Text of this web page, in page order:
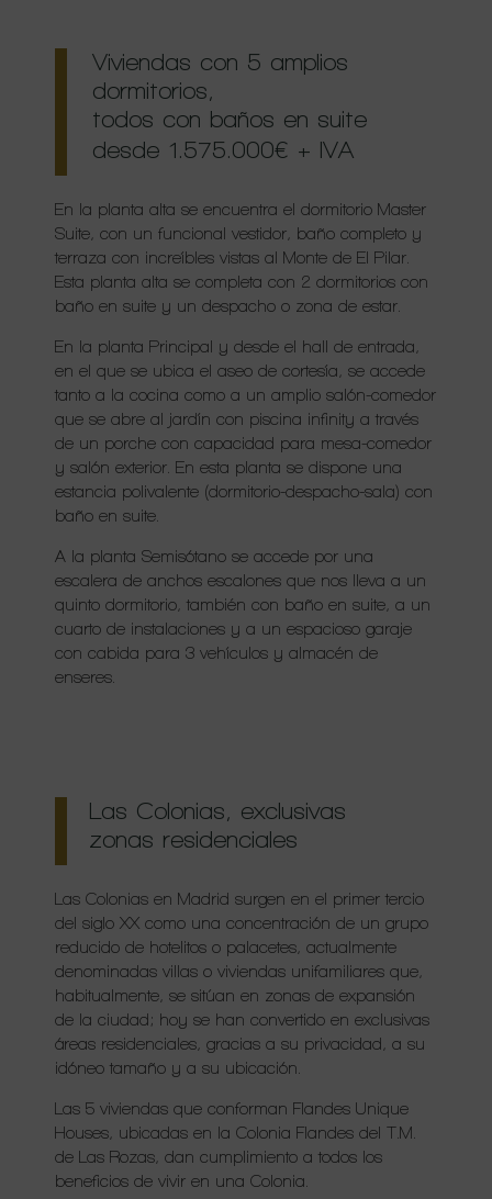
Viviendas con 5 amplios
dormitorios,
todos con baños en suite
desde 1.575.000€ + IVA
En la planta alta se encuentra el dormitorio Master
Suite, con un funcional vestidor, baño completo y
terraza con increíbles vistas al Monte de El Pilar.
Esta planta alta se completa con 2 dormitorios con
baño en suite y un despacho o zona de estar.
En la planta Principal y desde el hall de entrada,
en el que se ubica el aseo de cortesía, se accede
tanto a la cocina como a un amplio salón-comedor
que se abre al jardín con piscina infinity a través
de un porche con capacidad para mesa-comedor
y salón exterior. En esta planta se dispone una
estancia polivalente (dormitorio-despacho-sala) con
baño en suite.
A la planta Semisótano se accede por una
escalera de anchos escalones que nos lleva a un
quinto dormitorio, también con baño en suite, a un
cuarto de instalaciones y a un espacioso garaje
con cabida para 3 vehículos y almacén de
enseres.
Las Colonias, exclusivas
zonas residenciales
Las Colonias en Madrid surgen en el primer tercio
del siglo XX como una concentración de un grupo
reducido de hotelitos o palacetes, actualmente
denominadas villas o viviendas unifamiliares que,
habitualmente, se sitúan en zonas de expansión
de la ciudad; hoy se han convertido en exclusivas
áreas residenciales, gracias a su privacidad, a su
idóneo tamaño y a su ubicación.
Las 5 viviendas que conforman Flandes Unique
Houses, ubicadas en la Colonia Flandes del T.M.
de Las Rozas, dan cumplimiento a todos los
beneficios de vivir en una Colonia.